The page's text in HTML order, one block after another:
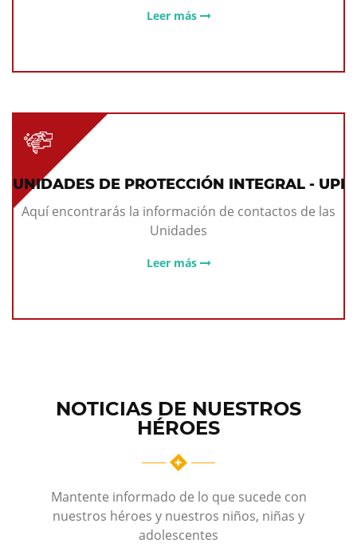
Leer más
UNIDADES DE PROTECCIÓN INTEGRAL - UPI
Aquí encontrarás la información de contactos de las
Unidades
Leer más
NOTICIAS DE NUESTROS
HÉROES
Mantente informado de lo que sucede con
nuestros héroes y nuestros niños, niñas y
adolescentes